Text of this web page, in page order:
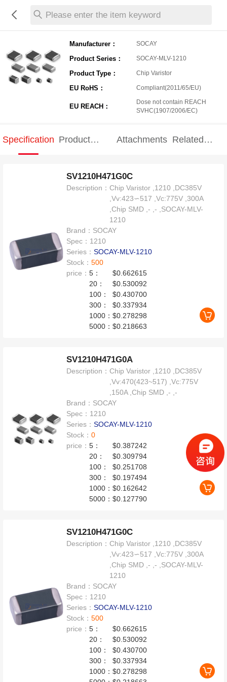
Please enter the item keyword
Manufacturer： SOCAY
Product Series： SOCAY-MLV-1210
Product Type： Chip Varistor
EU RoHS： Compliant(2011/65/EU)
EU REACH：
Dose not contain REACH
SVHC(1907/2006/EC)
Specification Product
Attachments Related
SV1210H471G0C
Description：Chip Varistor ,1210 ,DC385V
,Vv:423∽517 ,Vc:775V ,300A
,Chip SMD ,- ,- ,SOCAY-MLV-
1210
Brand： SOCAY
Spec： 1210
Series：SOCAY-MLV-1210
Stock：500
price：5：
$0.662615
20：
$0.530092
100：
$0.430700
300：
$0.337934
1000：$0.278298
5000：$0.218663
SV1210H471G0A
Description：Chip Varistor ,1210 ,DC385V
,Vv:470(423~517) ,Vc:775V
,150A ,Chip SMD ,- ,-
Brand： SOCAY
Spec： 1210
Series：SOCAY-MLV-1210
Stock：0
price：5：
$0.387242
20：
$0.309794
100：
$0.251708
300：
$0.197494
1000：$0.162642
5000：$0.127790
SV1210H471G0C
Description：Chip Varistor ,1210 ,DC385V
,Vv:423∽517 ,Vc:775V ,300A
,Chip SMD ,- ,- ,SOCAY-MLV-
1210
Brand： SOCAY
Spec： 1210
Series：SOCAY-MLV-1210
Stock：500
price：5：
$0.662615
20：
$0.530092
100：
$0.430700
300：
$0.337934
1000：$0.278298